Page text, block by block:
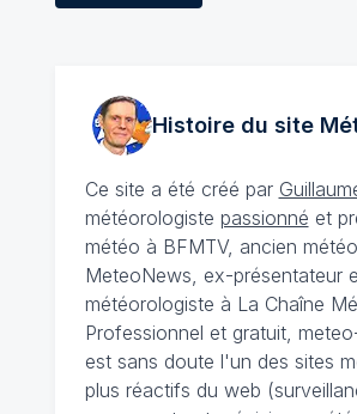
Histoire du site
Ce site a été créé par
météorologiste passionné et
météo à BFMTV, ancien
MeteoNews, ex-présentateur
météorologiste à La Chaîne
Professionnel et gratuit,
est sans doute l'un des sites
plus réactifs du web